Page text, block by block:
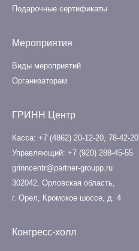
Подарочные сертификаты
Мероприятия
Виды мероприятий
Организаторам
ГРИНН Центр
Касса +7 (4862) 20-12-20, 78-42-20
Управляющий +7 (920) 288-45-55
grinncentr@partner-groupp.ru
302042, Орловская область,
г. Орел, Кромское шоссе, д. 4
Конгресс-холл